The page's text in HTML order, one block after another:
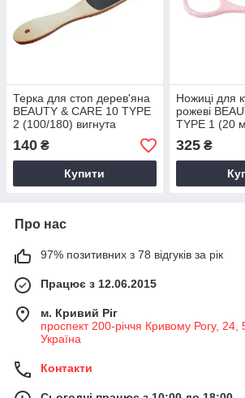
Терка для стоп дерев'яна
BEAUTY & CARE 10 TYPE
2 (100/180) вигнута
140 ₴
Купити
Ножиці для
рожеві
TYPE 1 (20
325₴
Про нас
97% позитивних з 78 відгуків за рік
Працює з 12.06.2015
м. Кривий Ріг
проспект 200-річчя Кривому Рогу, 24,
Україна
Контакти